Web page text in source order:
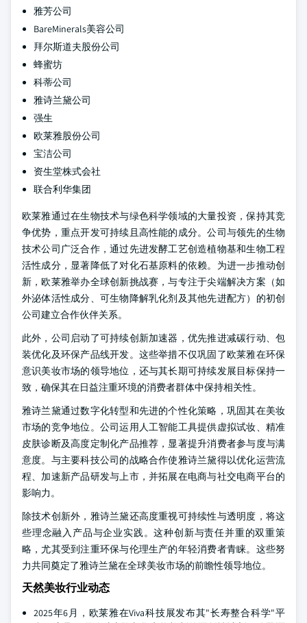
雅芳公司
BareMinerals美容公司
拜尔斯道夫股份公司
蜂蜜坊
科蒂公司
雅诗兰黛公司
强生
欧莱雅股份公司
宝洁公司
资生堂株式会社
联合利华集团
欧莱雅通过在生物技术与绿色科学领域的大量投资，保持其竞
争优势，重点开发可持续且高性能的成分。公司与领先的生物
技术公司广泛合作，通过先进发酵工艺创造植物基和生物工程
活性成分，显著降低了对化石基原料的依赖。为进一步推动创
新，欧莱雅举办全球创新挑战赛，与专注于尖端解决方案（如
外泌体活性成分、可生物降解乳化剂及其他先进配方）的初创
公司建立合作伙伴关系。
此外，公司启动了可持续创新加速器，优先推进减碳行动、包
装优化及环保产品线开发。这些举措不仅巩固了欧莱雅在环保
意识美妆市场的领导地位，还与其长期可持续发展目标保持一
致，确保其在日益注重环境的消费者群体中保持相关性。
雅诗兰黛通过数字化转型和先进的个性化策略，巩固其在美妆
市场的竞争地位。公司运用人工智能工具提供虚拟试妆、精准
皮肤诊断及高度定制化产品推荐，显著提升消费者参与度与满
意度。与主要科技公司的战略合作使雅诗兰黛得以优化运营流
程、加速新产品研发与上市，并拓展在电商与社交电商平台的
影响力。
除技术创新外，雅诗兰黛还高度重视可持续性与透明度，将这
些理念融入产品与企业实践。这种创新与责任并重的双重策
略，尤其受到注重环保与伦理生产的年轻消费者青睐。这些努
力共同奠定了雅诗兰黛在全球美妆市场的前瞻性领导地位。
天然美妆行业动态
2025年6月，欧莱雅在Viva科技展发布其"长寿整合科学"平